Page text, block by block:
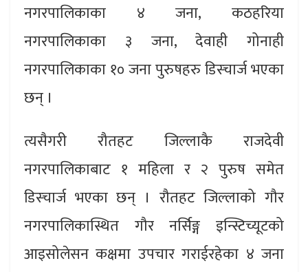
नगरपालिकाका ४ जना, कठहरिया
नगरपालिकाका ३ जना, देवाही गोनाही
नगरपालिकाका १० जना पुरुषहरु डिस्चार्ज भएका
छन् ।
त्यसैगरी रौतहट जिल्लाकै राजदेवी
नगरपालिकाबाट १ महिला र २ पुरुष समेत
डिस्चार्ज भएका छन् । रौतहट जिल्लाको गौर
नगरपालिकास्थित गौर नर्सिङ्ग इन्स्टिच्यूटको
आइसोलेसन कक्षमा उपचार गराईरहेका ४ जना